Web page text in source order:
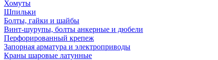
Хомуты
Шпильки
Болты, гайки и шайбы
Винт-шурупы, болты анкерные и дюбели
Перфорированный крепеж
Запорная арматура и электроприводы
Краны шаровые латунные